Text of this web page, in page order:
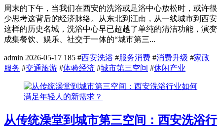
周末的下午，当我们在西安的洗浴或足浴中心放松时，或许很
少思考这背后的经济脉络。从东北到江南，从一线城市到西安
这样的历史名城，洗浴中心早已超越了单纯的清洁功能，演变
成集餐饮、娱乐、社交于一体的“城市第三...
admin 2026-05-17 185 #西安洗浴 #服务消费 #消费升级 #家政
服务 #交通旅游 #体验经济 #城市第三空间 #休闲产业
从传统澡堂到城市第三空间：西安洗浴行